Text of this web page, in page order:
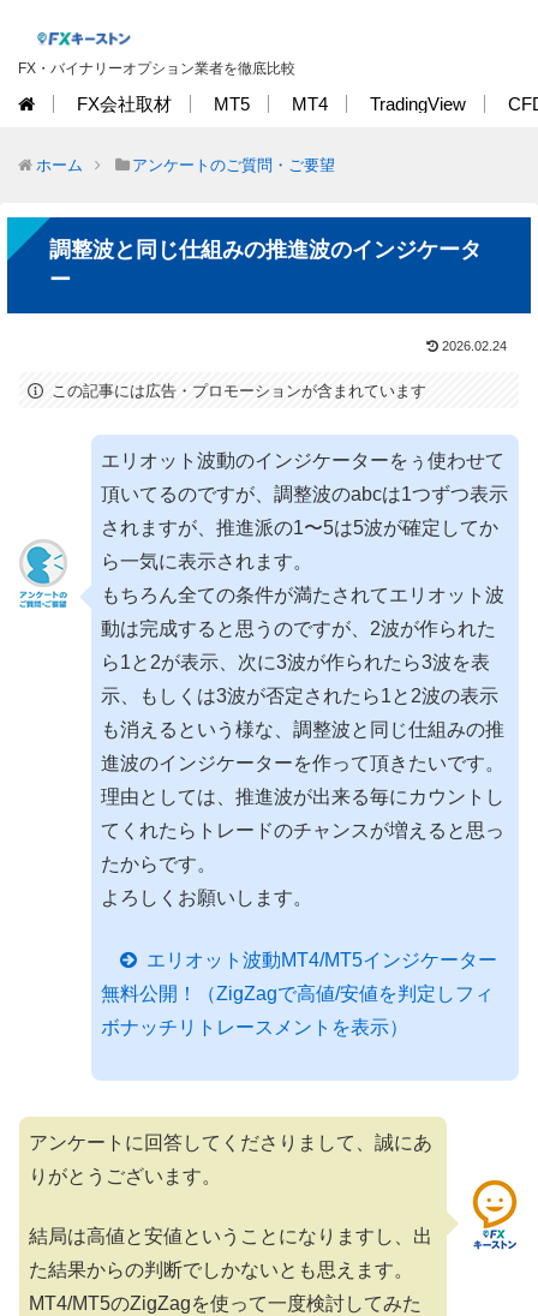
FX・バイナリーオプション業者を徹底比較
FX会社取材 MT5 MT4 TradingView
ホーム アンケートのご質問・ご要望
調整波と同じ仕組みの推進波のインジケータ
ー
2026.02.24
この記事には広告・プロモーションが含まれています
エリオット波動のインジケーターをぅ使わせて
頂いてるのですが、調整波のabcは1つずつ表示
されますが、推進派の1〜5は5波が確定してか
ら一気に表示されます。
もちろん全ての条件が満たされてエリオット波
動は完成すると思うのですが、2波が作られた
ら1と2が表示、次に3波が作られたら3波を表
示、もしくは3波が否定されたら1と2波の表示
も消えるという様な、調整波と同じ仕組みの推
進波のインジケーターを作って頂きたいです。
理由としては、推進波が出来る毎にカウントし
てくれたらトレードのチャンスが増えると思っ
たからです。
よろしくお願いします。
エリオット波動MT4/MT5インジケーター
無料公開！（ZigZagで高値/安値を判定しフィ
ボナッチリトレースメントを表示）
アンケートに回答してくださりまして、誠にあ
りがとうございます。
結局は高値と安値ということになりますし、出
た結果からの判断でしかないとも思えます。
MT4/MT5のZigZagを使って一度検討してみた